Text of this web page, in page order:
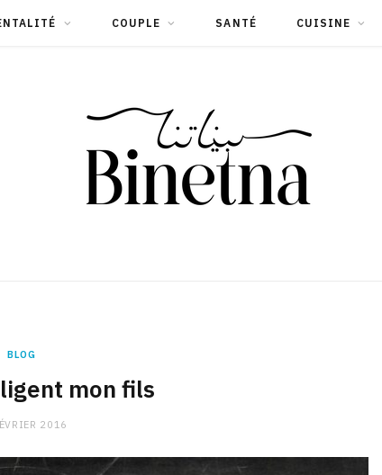
COUPLE SANTÉ CUISINE
BLOG
mon fils
2016